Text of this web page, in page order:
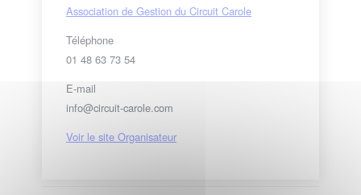
Association de Gestion du Circuit Carole
Téléphone
01 48 63 73 54
E-mail
info@circuit-carole.com
Voir le site Organisateur